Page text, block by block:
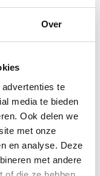
Over
te
media te bieden
Ook delen we
met onze
en analyse. Deze
met andere
gemakkelijk in je zak
onze kaarthouders
Met meerdere
georganiseerd en
ID-kaart of
tot wat je nodig
ervoor dat je